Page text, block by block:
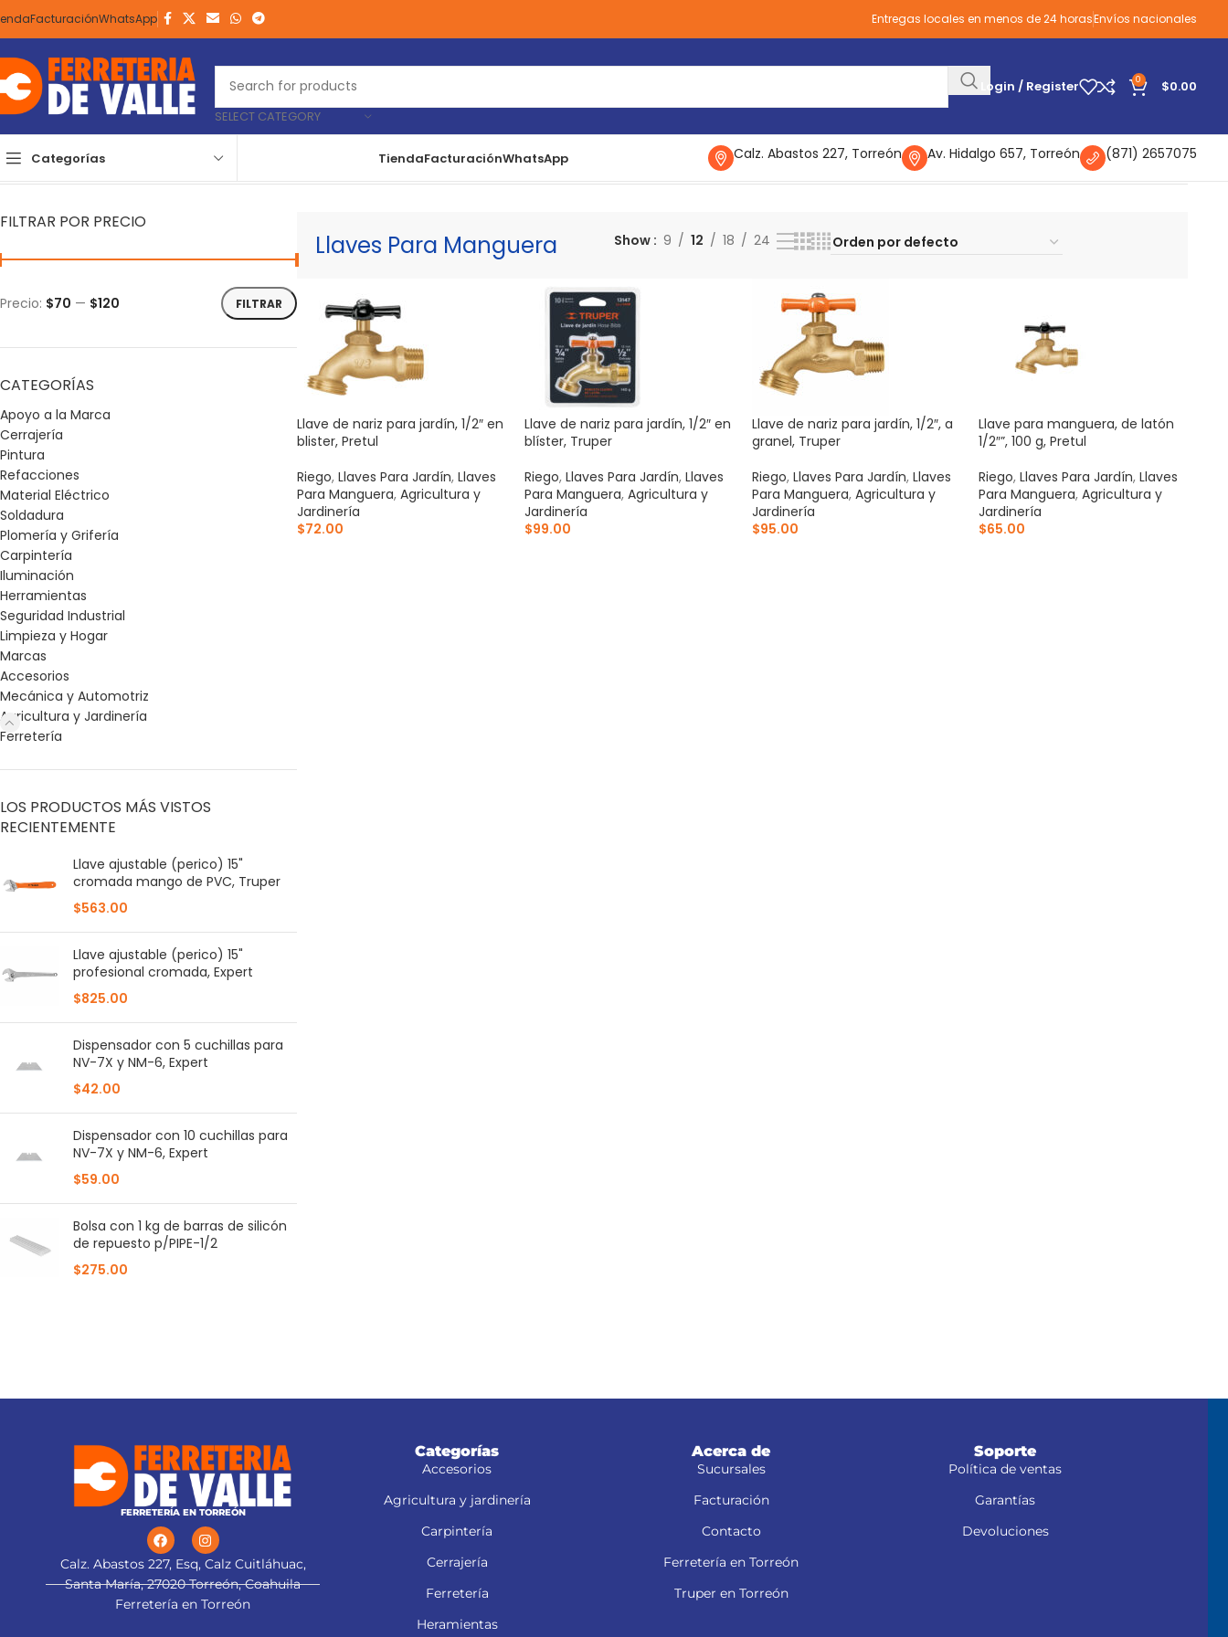
FacturaciónWhatsApp Entregas locales en menos de 24 horasEnvíos nacionales
SELECT CATEGORY
Login / Register 0 $0.00
Categorías TiendaFacturaciónWhatsApp Calz. Abastos 227, Torreón Av. Hidalgo 657, Torreón
(871) 2657075
FILTRAR POR PRECIO
FILTRAR
Precio: $70 — $120
CATEGORÍAS
Apoyo a la Marca
Cerrajería
Pintura
Refacciones
Material Eléctrico
Soldadura
Plomería y Grifería
Carpintería
Iluminación
Herramientas
Seguridad Industrial
Limpieza y Hogar
Marcas
Accesorios
Mecánica y Automotriz
Agricultura y Jardinería
Ferretería
LOS PRODUCTOS MÁS VISTOS
RECIENTEMENTE
Llave ajustable (perico) 15"
cromada mango de PVC, Truper
$563.00
Llave ajustable (perico) 15"
profesional cromada, Expert
$825.00
Dispensador con 5 cuchillas para
NV-7X y NM-6, Expert
$42.00
Dispensador con 10 cuchillas para
NV-7X y NM-6, Expert
$59.00
Bolsa con 1 kg de barras de silicón
de repuesto p/PIPE-1/2
$275.00
Llaves Para Manguera Show 9 12 18 24
Llave de nariz para jardín, 1/2″ en
blister, Pretul
Riego, Llaves Para Jardín, Llaves
Para Manguera, Agricultura y
Jardinería
$72.00
Llave de nariz para jardín, 1/2″ en
blíster, Truper
Riego, Llaves Para Jardín, Llaves
Para Manguera, Agricultura y
Jardinería
$99.00
Llave de nariz para jardín, 1/2″, a
granel, Truper
Riego, Llaves Para Jardín, Llaves
Para Manguera, Agricultura y
Jardinería
$95.00
Llave para manguera, de latón
1/2″”, 100 g, Pretul
Riego,Llaves Para Jardín,Llaves
Para Manguera,Agricultura y
Jardinería
$65.00
FERRETERÍA EN TORREÓN
Calz. Abastos 227, Esq, Calz Cuitláhuac,
Santa María, 27020 Torreón, Coahuila
Ferretería en Torreón
Categorías
Accesorios
Agricultura y jardinería
Carpintería
Cerrajería
Ferretería
Heramientas
Acerca de
Sucursales
Facturación
Contacto
Ferretería en Torreón
Truper en Torreón
Soporte
Política de ventas
Garantías
Devoluciones